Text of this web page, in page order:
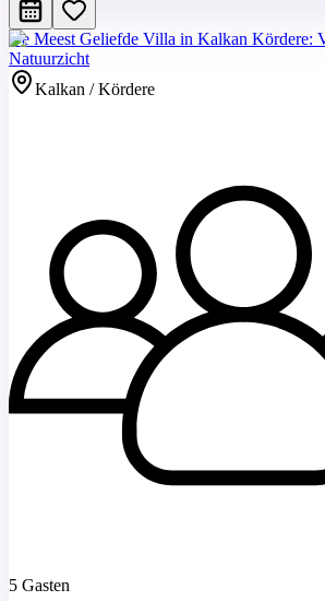
De Meest Geliefde Villa in Kalkan Kördere:
Natuurzicht
Kalkan / Kördere
5 Gasten